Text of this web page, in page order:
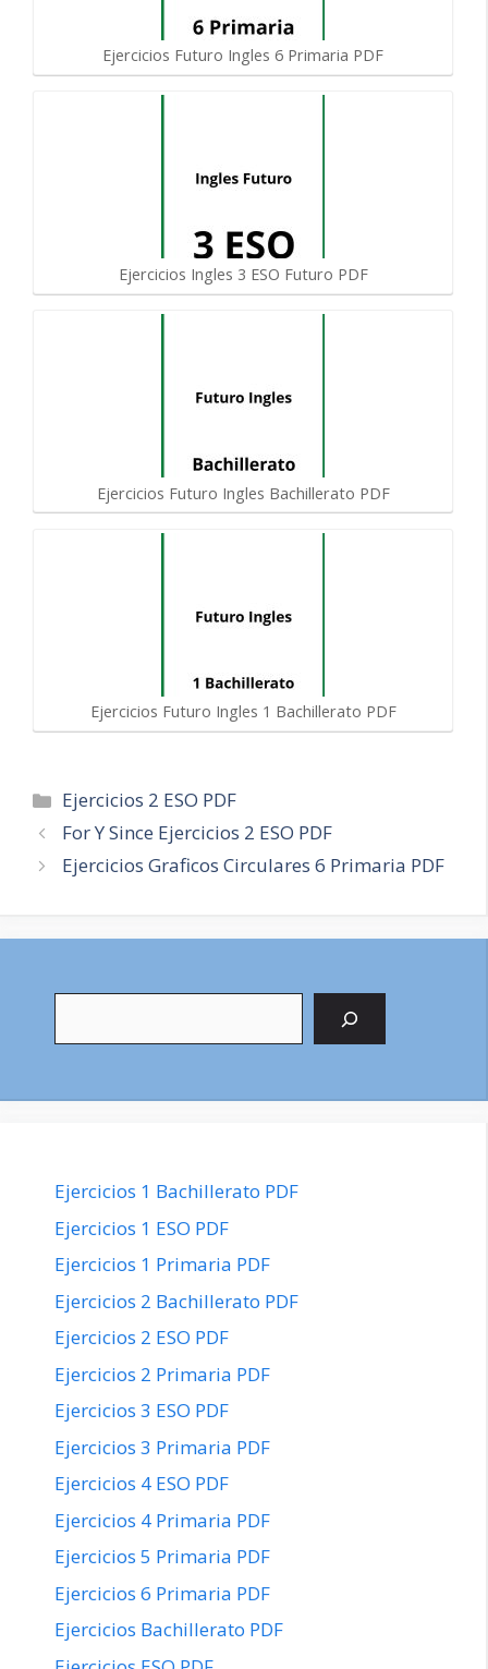
Ejercicios Futuro Ingles 6 Primaria PDF
Ejercicios Ingles 3 ESO Futuro PDF
Ejercicios Futuro Ingles Bachillerato PDF
Ejercicios Futuro Ingles 1 Bachillerato PDF
Categorías
Ejercicios 2 ESO PDF
Navegación
de
entradas
For Y Since Ejercicios 2 ESO PDF
Ejercicios Graficos Circulares 6 Primaria PDF
Ejercicios 1 Bachillerato PDF
Ejercicios 1 ESO PDF
Ejercicios 1 Primaria PDF
Ejercicios 2 Bachillerato PDF
Ejercicios 2 ESO PDF
Ejercicios 2 Primaria PDF
Ejercicios 3 ESO PDF
Ejercicios 3 Primaria PDF
Ejercicios 4 ESO PDF
Ejercicios 4 Primaria PDF
Ejercicios 5 Primaria PDF
Ejercicios 6 Primaria PDF
Ejercicios Bachillerato PDF